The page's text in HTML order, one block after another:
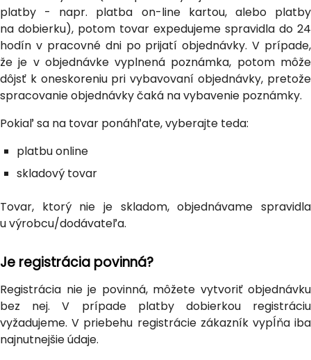
platby - napr. platba on-line kartou, alebo platby
na dobierku), potom tovar expedujeme spravidla do 24
hodín v pracovné dni po prijatí objednávky. V prípade,
že je v objednávke vyplnená poznámka, potom môže
dôjsť k oneskoreniu pri vybavovaní objednávky, pretože
spracovanie objednávky čaká na vybavenie poznámky.
Pokiaľ sa na tovar ponáhľate, vyberajte teda:
platbu online
skladový tovar
Tovar, ktorý nie je skladom, objednávame spravidla
u výrobcu/dodávateľa.
Je registrácia povinná?
Registrácia nie je povinná, môžete vytvoriť objednávku
bez nej. V prípade platby dobierkou registráciu
vyžadujeme. V priebehu registrácie zákazník vypĺňa iba
najnutnejšie údaje.